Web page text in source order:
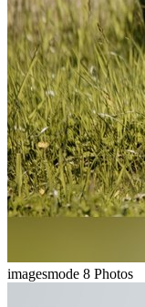
imagesmode 8 Photos